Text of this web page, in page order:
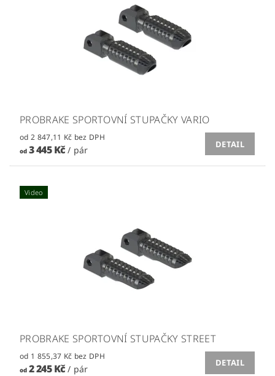
PROBRAKE SPORTOVNÍ STUPAČKY VARIO
od 2 847,11 Kč bez DPH
od3 445 Kč/ pár
DETAIL
Video
PROBRAKE SPORTOVNÍ STUPAČKY STREET
od 1 855,37 Kč bez DPH
od2 245 Kč/ pár
DETAIL